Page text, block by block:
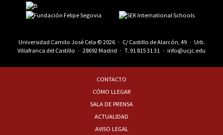
Universidad Camilo José Cela © 2026 · C/ Castillo de Alarcón, 49 · Urb.
Villafranca del Castillo · 28692 Madrid · T. 91 815 31 31 · info@ucjc.edu
CONTACTO
CÓMO LLEGAR
SALA DE PRENSA
ACTUALIDAD
AVISO LEGAL